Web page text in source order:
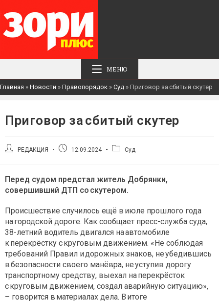
МЕНЮ
Главная » Новости » Правопорядок » Суд » Приговор за сбитый скутер
Приговор за сбитый скутер
АвторРЕДАКЦИЯ
Запись12.09.2024
Рубрика
Суд
Перед судом предстал житель Добрянки,
совершивший ДТП со скутером.
Происшествие случилось ещё в июле прошлого года
на городской дороге. Как сообщает пресс-служба суда,
38-летний водитель двигался на автомобиле
к перекрёстку с круговым движением. «Не соблюдая
требований Правил и дорожных знаков, не убедившись
в безопасности своего манёвра, не уступив дорогу
транспортному средству, выехал на перекрёсток
с круговым движением, создал аварийную ситуацию»,
– говорится в материалах дела. В итоге